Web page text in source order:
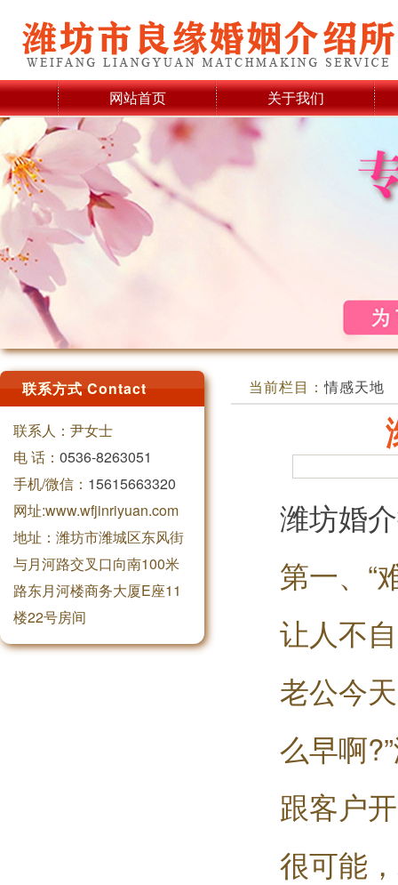
网站首页 关于我们
联系方式 Contact
联系人：尹女士
电 话： 0536-8263051
手机/微信： 15615663320
网址:www.wfjinriyuan.com
地址：潍坊市潍城区东风街
与月河路交叉口向南100米
路东月河楼商务大厦E座11
楼22号房间
当前栏目：情感天地
潍坊婚介
第一、
让人不
老公今
么早啊
跟客户
很可能